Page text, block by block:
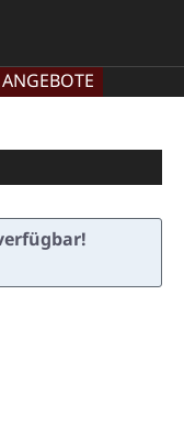
Der
ANGEBOTE